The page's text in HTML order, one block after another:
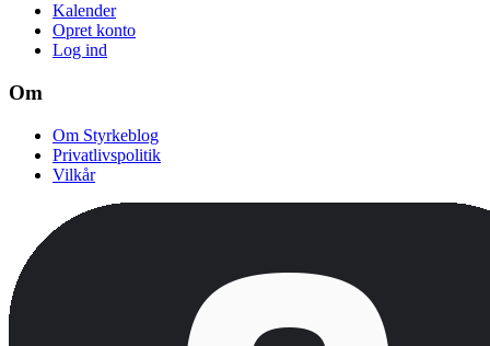
Kalender
Opret konto
Log ind
Om
Om Styrkeblog
Privatlivspolitik
Vilkår